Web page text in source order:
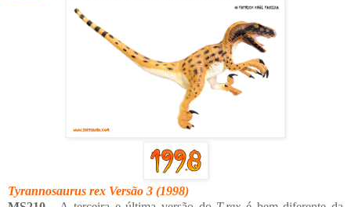
Tyrannosaurus rex Versão 3 (1998)